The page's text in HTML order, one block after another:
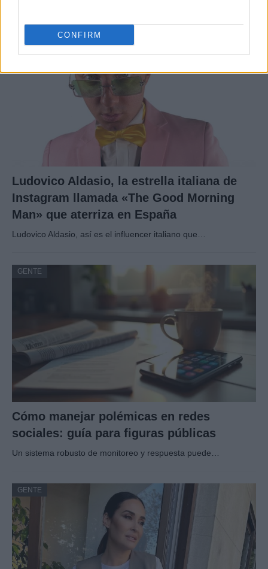
CONFIRM
Ludovico Aldasio, la estrella italiana de
Instagram llamada «The Good Morning
Man» que aterriza en España
Ludovico Aldasio, así es el influencer italiano que…
GENTE
Cómo manejar polémicas en redes
sociales: guía para figuras públicas
Un sistema robusto de monitoreo y respuesta puede…
GENTE